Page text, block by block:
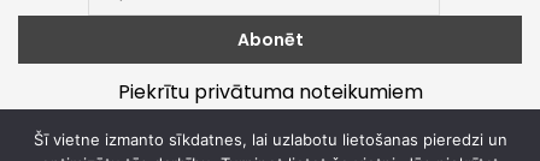
Piekrītu privātuma noteikumiem
Šī vietne izmanto sīkdatnes, lai uzlabotu lietošanas pieredzi un